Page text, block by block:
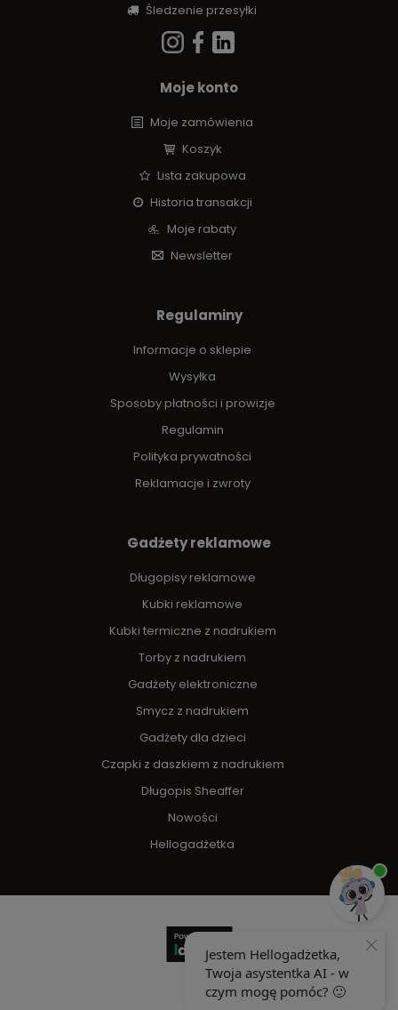
Śledzenie przesyłki
Moje konto
Moje zamówienia
Koszyk
Lista zakupowa
Historia transakcji
Moje rabaty
Newsletter
Regulaminy
Informacje o sklepie
Wysyłka
Sposoby płatności i prowizje
Regulamin
Polityka prywatności
Reklamacje i zwroty
Gadżety reklamowe
Długopisy reklamowe
Kubki reklamowe
Kubki termiczne z nadrukiem
Torby z nadrukiem
Gadżety elektroniczne
Smycz z nadrukiem
Gadżety dla dzieci
Czapki z daszkiem z nadrukiem
Długopis Sheaffer
Nowości
Hellogadżetka